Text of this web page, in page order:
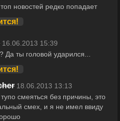
новостей редко попадает
16.06.2013 15:39
Да ты головой ударился...
18.06.2013 13:13
смеяться без причины, это
смех, и я не имел ввиду